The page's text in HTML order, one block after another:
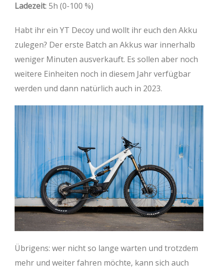
Ladezeit: 5h (0-100 %)
Habt ihr ein YT Decoy und wollt ihr euch den Akku
zulegen? Der erste Batch an Akkus war innerhalb
weniger Minuten ausverkauft. Es sollen aber noch
weitere Einheiten noch in diesem Jahr verfügbar
werden und dann natürlich auch in 2023.
Übrigens: wer nicht so lange warten und trotzdem
mehr und weiter fahren möchte, kann sich auch